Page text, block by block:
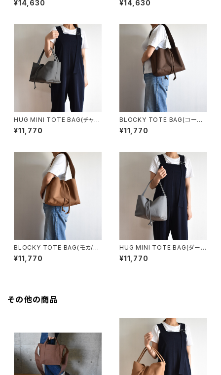
¥14,630 ¥14,630
HUG MINI TOTE BAG(チャコ
ール/グレー)
¥11,770
BLOCKY TOTE BAG(コーヒ
ー/ブラウン)
¥11,770
BLOCKY TOTE BAG(モカ/ブ
ラウン)
¥11,770
HUG MINI TOTE BAG(ダーク
グレー)
¥11,770
その他の商品